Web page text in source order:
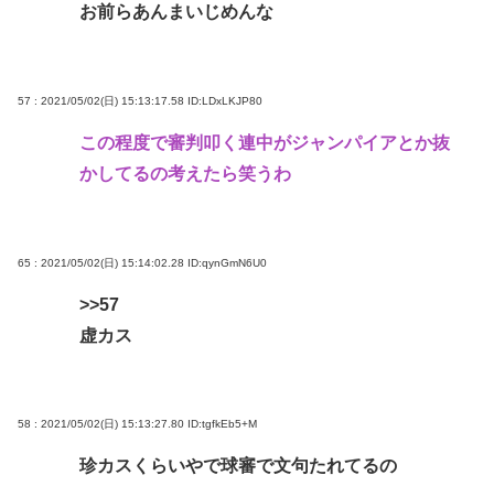
お前らあんまいじめんな
57 : 2021/05/02(日) 15:13:17.58 ID:LDxLKJP80
この程度で審判叩く連中がジャンパイアとか抜
かしてるの考えたら笑うわ
65 : 2021/05/02(日) 15:14:02.28 ID:qynGmN6U0
>>57
虚カス
58 : 2021/05/02(日) 15:13:27.80 ID:tgfkEb5+M
珍カスくらいやで球審で文句たれてるの